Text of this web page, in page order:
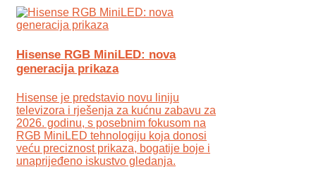
Hisense RGB MiniLED: nova
generacija prikaza
Hisense je predstavio novu liniju
televizora i rješenja za kućnu zabavu za
2026. godinu, s posebnim fokusom na
RGB MiniLED tehnologiju koja donosi
veću preciznost prikaza, bogatije boje i
unaprijeđeno iskustvo gledanja.